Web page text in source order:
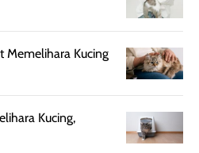
Memelihara Kucing
Kucing,